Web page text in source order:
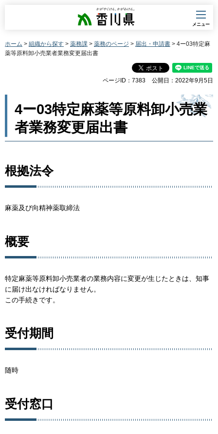
香川県
メニュー
ホーム > 組織から探す > 薬務課 > 薬務のページ > 届出・申請書 > 4ー03特定麻
薬等原料卸小売業者業務変更届出書
ページID：7383 公開日：2022年9月5日
4ー03特定麻薬等原料卸小売業
者業務変更届出書
根拠法令
麻薬及び向精神薬取締法
概要
特定麻薬等原料卸小売業者の業務内容に変更が生じたときは、知事
に届け出なければなりません。
この手続きです。
受付期間
随時
受付窓口